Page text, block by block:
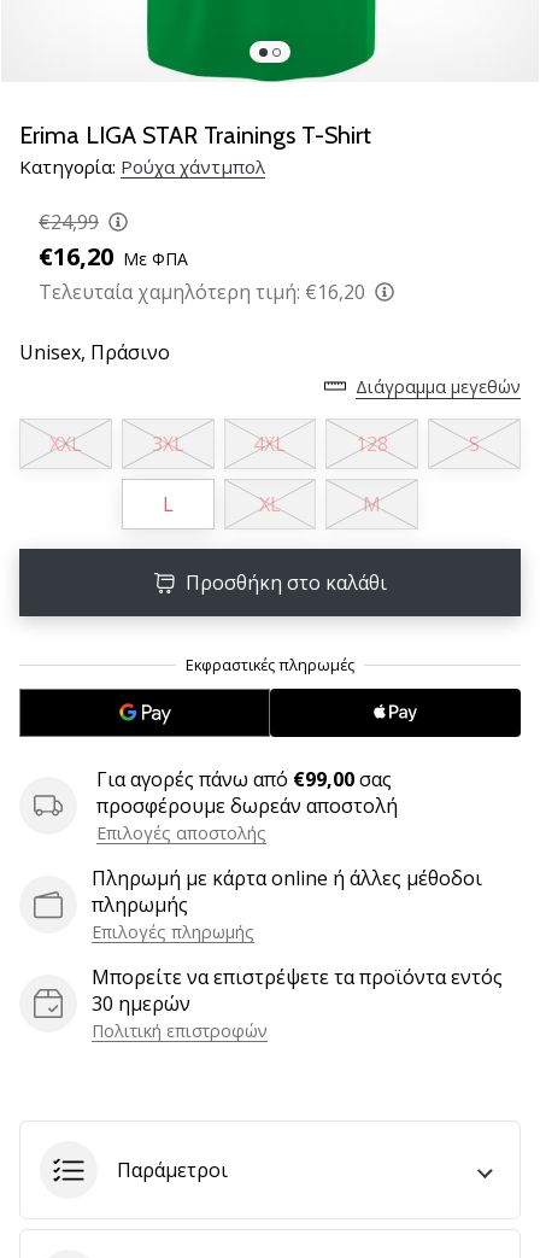
Accelerate
SQD
Ανακάλυψε
τις
τεχνικές
και
μάθε
αξίζει…
6 λεπτά ανάγνωσης
πρεσβευτής
χάντμπολ
μας
λάτρης
χάντμπολ
εμείς;
πρέσβειρα
της
μάρκας
Εμφάνιση
των
Erima LIGA STAR Trainings T-Shirt
Κατηγορία: Ρούχα χάντμπολ
€24,99
€16,20 Με ΦΠΑ
Τελευταία χαμηλότερη τιμή: €16,20
Unisex, Πράσινο
Διάγραμμα μεγεθών
XXL 3XL 4XL 128 S
L XL M
Προσθήκη στο καλάθι
Για αγορές πάνω από €99,00σας
προσφέρουμε δωρεάν αποστολή
Επιλογές αποστολής
Πληρωμή με κάρτα online ή άλλες μέθοδοι
πληρωμής
Επιλογές πληρωμής
Μπορείτε να επιστρέψετε τα προϊόντα εντός
30 ημερών
Πολιτική επιστροφών
Παράμετροι